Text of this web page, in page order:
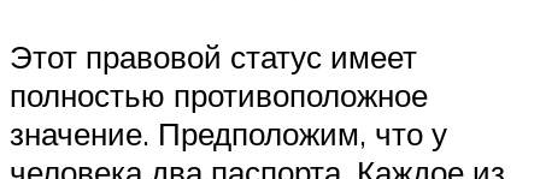
Этот правовой статус имеет
полностью противоположное
значение. Предположим, что у